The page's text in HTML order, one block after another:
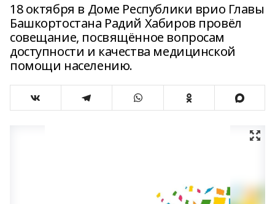
18 октября в Доме Республики врио Главы
Башкортостана Радий Хабиров провёл
совещание, посвящённое вопросам
доступности и качества медицинской
помощи населению.